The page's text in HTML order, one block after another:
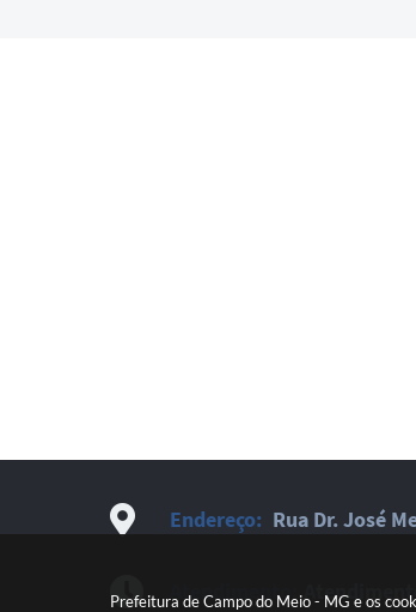
Prefeitura de Campo do Meio - MG e os
Endereço: Rua Dr. José
Atendimento: